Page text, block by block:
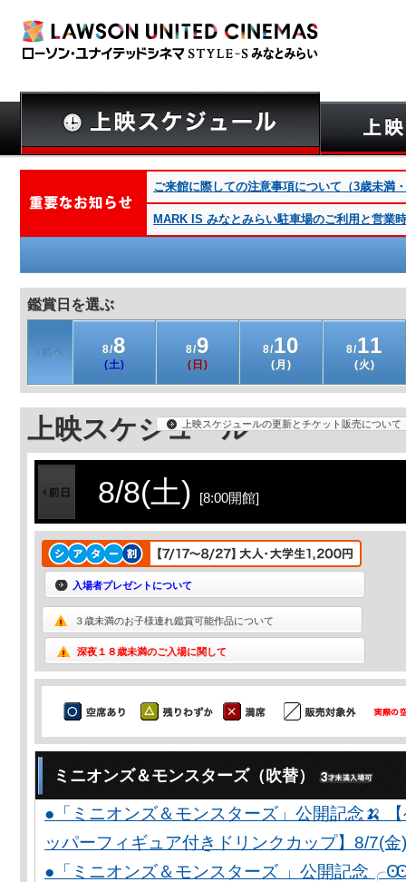
ご来館に際しての注意事項について（3歳未満
MARK IS みなとみらい駐車場のご利用と営業
鑑賞日を選ぶ
8/8
(土)
8/9
(日)
8/10
(月)
8/11
(火)
上映スケジュール上映スケジュールの更新とチケット販売について
8/8(土) [8:00開館]
入場者プレゼントについて
３歳未満のお子様連れ鑑賞可能作品について
深夜１８歳未満のご入場に関して
ミニオンズ＆モンスターズ（吹替）
●「ミニオンズ＆モンスターズ」公開記念🍌
ッパーフィギュア付きドリンクカップ】8/7(金
●「ミニオンズ＆モンスターズ 」公開記念